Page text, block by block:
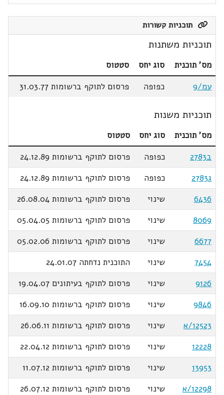
תוכניות קשורות
תוכניות משתנות
מס' תוכנית סוג יחס
סטטוס
עמ/9
כפופה פרסום לתוקף ברשומות 31.03.77
תוכניות משנות
מס' תוכנית סוג יחס
סטטוס
ב2783
כפופה
פרסום לתוקף ברשומות 24.12.89
ג2783
כפופה
פרסום לתוקף ברשומות 24.12.89
6436
שינוי
פרסום לתוקף ברשומות 26.08.04
8069
שינוי
פרסום לתוקף ברשומות 05.04.05
6677
שינוי
פרסום לתוקף ברשומות 05.02.06
7454
שינוי
התוכנית נדחתה 24.01.07
9126
שינוי
פרסום לתוקף בעיתונים 19.04.07
9846
שינוי
פרסום לתוקף ברשומות 16.09.10
12523/א
שינוי
פרסום לתוקף ברשומות 26.06.11
12228
שינוי
פרסום לתוקף ברשומות 22.04.12
13953
שינוי
פרסום לתוקף ברשומות 11.07.12
12298/א
שינוי
פרסום לתוקף ברשומות 26.07.12